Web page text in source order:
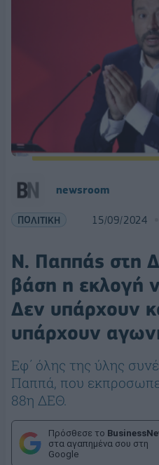
newsroom
ΠΟΛΙΤΙΚΗ 15/09/2024
Ν. Παππάς στη
βάση η εκλογή
Δεν υπάρχουν
υπάρχουν
Εφ΄ όλης της ύλης
Παππά, που
88η ΔΕΘ.
Πρόσθεσε το
στα αγαπημένα σου στη
Google